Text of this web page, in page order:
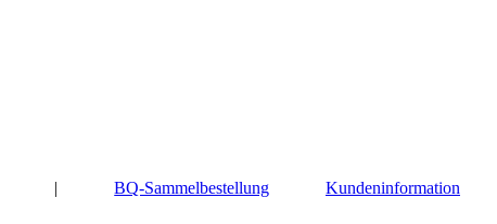
| BQ-Sammelbestellung Kundeninformation